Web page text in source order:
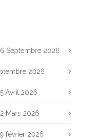
Septembre 2026
2026
Avril 2026
Mars 2026
février 2026